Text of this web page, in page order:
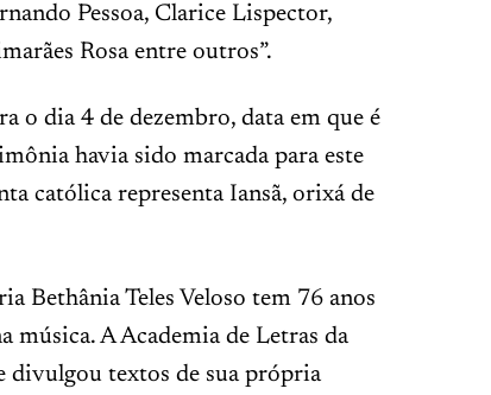
Pessoa, Clarice Lispector,
Rosa entre outros”.
o dia 4 de dezembro, data em que é
havia sido marcada para este
católica representa Iansã, orixá de
Bethânia Teles Veloso tem 76 anos
música. A Academia de Letras da
divulgou textos de sua própria